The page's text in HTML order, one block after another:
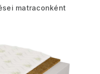
matraconként